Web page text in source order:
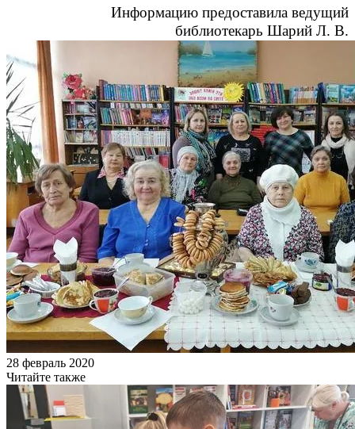
Информацию предоставила ведущий
библиотекарь Шарий Л. В.
28 февраль 2020
Читайте также